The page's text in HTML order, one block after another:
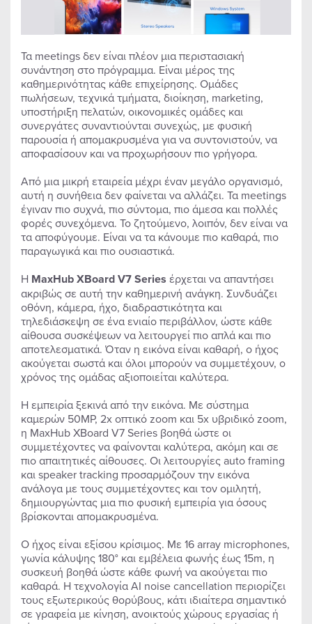
Τα meetings δεν είναι πλέον μια περιστασιακή
συνάντηση στο πρόγραμμα. Είναι μέρος της
καθημερινότητας κάθε επιχείρησης. Ομάδες
πωλήσεων, τεχνικά τμήματα, διοίκηση, marketing,
υποστήριξη πελατών, οικονομικές ομάδες και
συνεργάτες συναντιούνται συνεχώς, με φυσική
παρουσία ή απομακρυσμένα για να συντονιστούν, να
αποφασίσουν και να προχωρήσουν πιο γρήγορα.
Από μια μικρή εταιρεία μέχρι έναν μεγάλο οργανισμό,
αυτή η συνήθεια δεν φαίνεται να αλλάζει. Τα meetings
έγιναν πιο συχνά, πιο σύντομα, πιο άμεσα και πολλές
φορές συνεχόμενα. Το ζητούμενο, λοιπόν, δεν είναι να
τα αποφύγουμε. Είναι να τα κάνουμε πιο καθαρά, πιο
παραγωγικά και πιο ουσιαστικά.
Η MaxHub XBoard V7 Series έρχεται να απαντήσει
ακριβώς σε αυτή την καθημερινή ανάγκη. Συνδυάζει
οθόνη, κάμερα, ήχο, διαδραστικότητα και
τηλεδιάσκεψη σε ένα ενιαίο περιβάλλον, ώστε κάθε
αίθουσα συσκέψεων να λειτουργεί πιο απλά και πιο
αποτελεσματικά. Όταν η εικόνα είναι καθαρή, ο ήχος
ακούγεται σωστά και όλοι μπορούν να συμμετέχουν, ο
χρόνος της ομάδας αξιοποιείται καλύτερα.
Η εμπειρία ξεκινά από την εικόνα. Με σύστημα
καμερών 50MP, 2x οπτικό zoom και 5x υβριδικό zoom,
η MaxHub XBoard V7 Series βοηθά ώστε οι
συμμετέχοντες να φαίνονται καλύτερα, ακόμη και σε
πιο απαιτητικές αίθουσες. Οι λειτουργίες auto framing
και speaker tracking προσαρμόζουν την εικόνα
ανάλογα με τους συμμετέχοντες και τον ομιλητή,
δημιουργώντας μια πιο φυσική εμπειρία για όσους
βρίσκονται απομακρυσμένα.
Ο ήχος είναι εξίσου κρίσιμος. Με 16 array microphones,
γωνία κάλυψης 180° και εμβέλεια φωνής έως 15m, η
συσκευή βοηθά ώστε κάθε φωνή να ακούγεται πιο
καθαρά. Η τεχνολογία AI noise cancellation περιορίζει
τους εξωτερικούς θορύβους, κάτι ιδιαίτερα σημαντικό
σε γραφεία με κίνηση, ανοικτούς χώρους εργασίας ή